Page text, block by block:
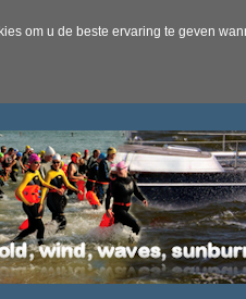
om u de beste ervaring te geven